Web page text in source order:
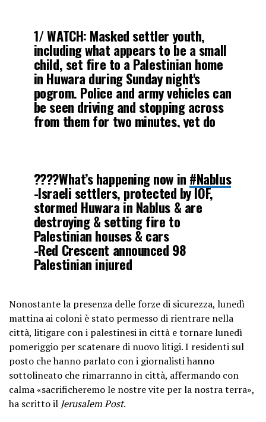
February 26, 2023
1/ WATCH: Masked settler youth,
including what appears to be a small
child, set fire to a Palestinian home
in Huwara during Sunday night's
pogrom. Police and army vehicles can
be seen driving and stopping across
from them for two minutes, yet do
— +972 Magazine (@972mag)
February 28, 2023
????What’s happening now in #Nablus
-Israeli settlers, protected by IOF,
stormed Huwara in Nablus & are
destroying & setting fire to
Palestinian houses & cars
-Red Crescent announced 98
Palestinian injured
pic.twitter.com/hjtupoN5rb
— Lema (@Lemapal)February 26,
2023
Nonostante la presenza delle forze di sicurezza, lunedì
mattina ai coloni è stato permesso di rientrare nella
città, litigare con i palestinesi in città e tornare lunedì
pomeriggio per scatenare di nuovo litigi. I residenti sul
posto che hanno parlato con i giornalisti hanno
sottolineato che rimarranno in città, affermando con
calma «sacrificheremo le nostre vite per la nostra terra»,
ha scritto il Jerusalem Post.